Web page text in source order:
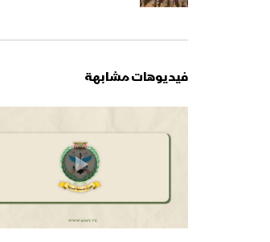
فيديوهات مشابهة